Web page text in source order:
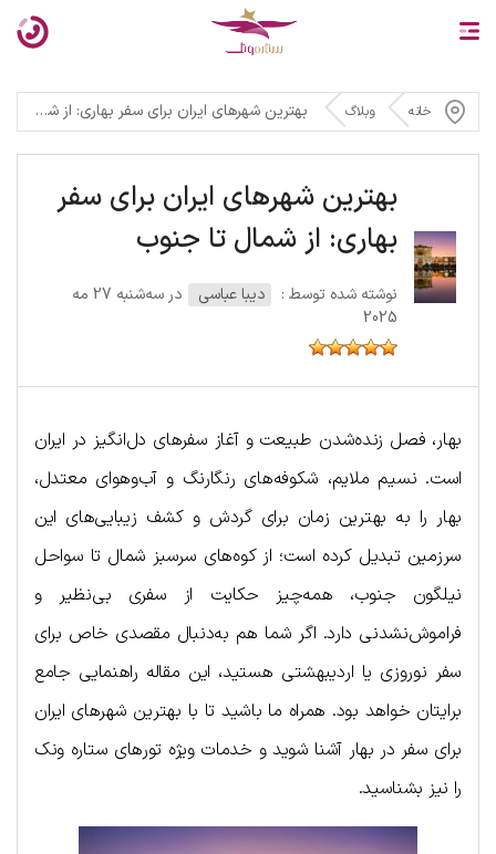
خانه وبلاگ بهترین شهرهای ایران برای سفر بهاری: از شمال تا جنوب
بهترین شهرهای ایران برای سفر
بهاری: از شمال تا جنوب
نوشته شده توسط : دیبا عباسی
در سه‌شنبه 27 مه
2025
بهار، فصل زنده‌شدن طبیعت و آغاز سفرهای دل‌انگیز در ایران
است. نسیم ملایم، شکوفه‌های رنگارنگ و آب‌و‌هوای معتدل،
بهار را به بهترین زمان برای گردش و کشف زیبایی‌های این
سرزمین تبدیل کرده است؛ از کوه‌های سرسبز شمال تا سواحل
نیلگون جنوب، همه‌چیز حکایت از سفری بی‌نظیر و
فراموش‌نشدنی دارد. اگر شما هم به‌دنبال مقصدی خاص برای
سفر نوروزی یا اردیبهشتی هستید، این مقاله راهنمایی جامع
برایتان خواهد بود. همراه ما باشید تا با بهترین شهرهای ایران
برای سفر در بهار آشنا شوید و خدمات ویژه تورهای ستاره ونک
را نیز بشناسید.